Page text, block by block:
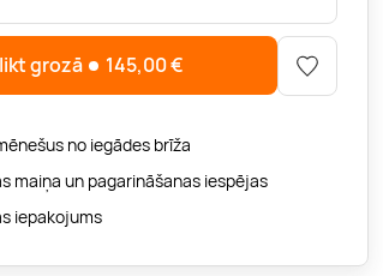
grozā 145,00€
no iegādes brīža
maiņa un pagarināšanas iespējas
iepakojums